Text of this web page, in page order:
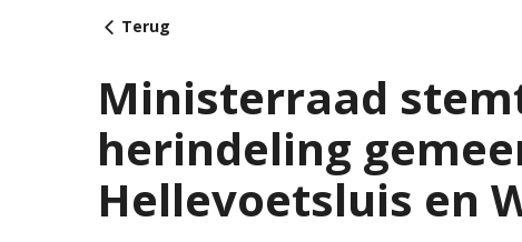
Terug
Ministerraad
herindeling
Hellevoetsluis en